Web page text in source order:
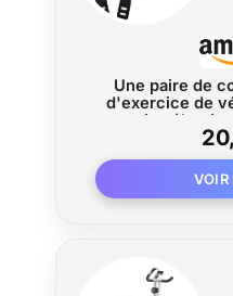
Une paire de
d'exercice de
courroies
de bicyclette
au